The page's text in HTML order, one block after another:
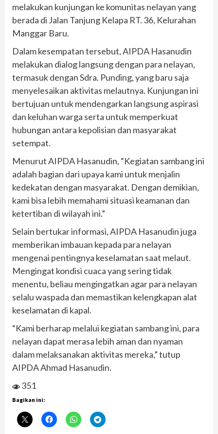
melakukan kunjungan ke komunitas nelayan yang
berada di Jalan Tanjung Kelapa RT. 36, Kelurahan
Manggar Baru.
Dalam kesempatan tersebut, AIPDA Hasanudin
melakukan dialog langsung dengan para nelayan,
termasuk dengan Sdra. Punding, yang baru saja
menyelesaikan aktivitas melautnya. Kunjungan ini
bertujuan untuk mendengarkan langsung aspirasi
dan keluhan warga serta untuk memperkuat
hubungan antara kepolisian dan masyarakat
setempat.
Menurut AIPDA Hasanudin, “Kegiatan sambang ini
adalah bagian dari upaya kami untuk menjalin
kedekatan dengan masyarakat. Dengan demikian,
kami bisa lebih memahami situasi keamanan dan
ketertiban di wilayah ini.”
Selain bertukar informasi, AIPDA Hasanudin juga
memberikan imbauan kepada para nelayan
mengenai pentingnya keselamatan saat melaut.
Mengingat kondisi cuaca yang sering tidak
menentu, beliau mengingatkan agar para nelayan
selalu waspada dan memastikan kelengkapan alat
keselamatan di kapal.
“Kami berharap melalui kegiatan sambang ini, para
nelayan dapat merasa lebih aman dan nyaman
dalam melaksanakan aktivitas mereka,” tutup
AIPDA Ahmad Hasanudin.
351
Bagikan ini: